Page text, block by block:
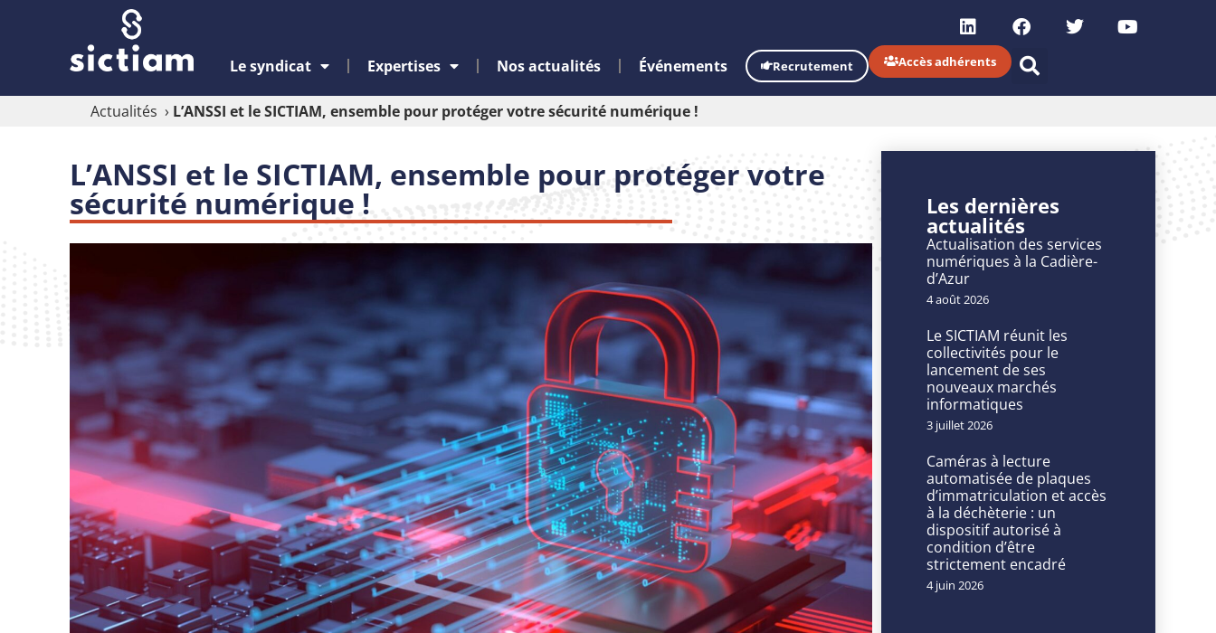
Le syndicat Expertises Nos actualités Événements Recrutement Accès adhérents
Actualités › L’ANSSI et le SICTIAM, ensemble pour protéger votre sécurité numérique !
L’ANSSI et le SICTIAM, ensemble pour protéger votre
sécurité numérique ! Les dernières
actualités
Actualisation des services
numériques à la Cadière-
d’Azur
4 août 2026
Le SICTIAM réunit les
collectivités pour le
lancement de ses
nouveaux marchés
informatiques
3 juillet 2026
Caméras à lecture
automatisée de plaques
d’immatriculation et accès
à la déchèterie : un
dispositif autorisé à
condition d’être
strictement encadré
4 juin 2026